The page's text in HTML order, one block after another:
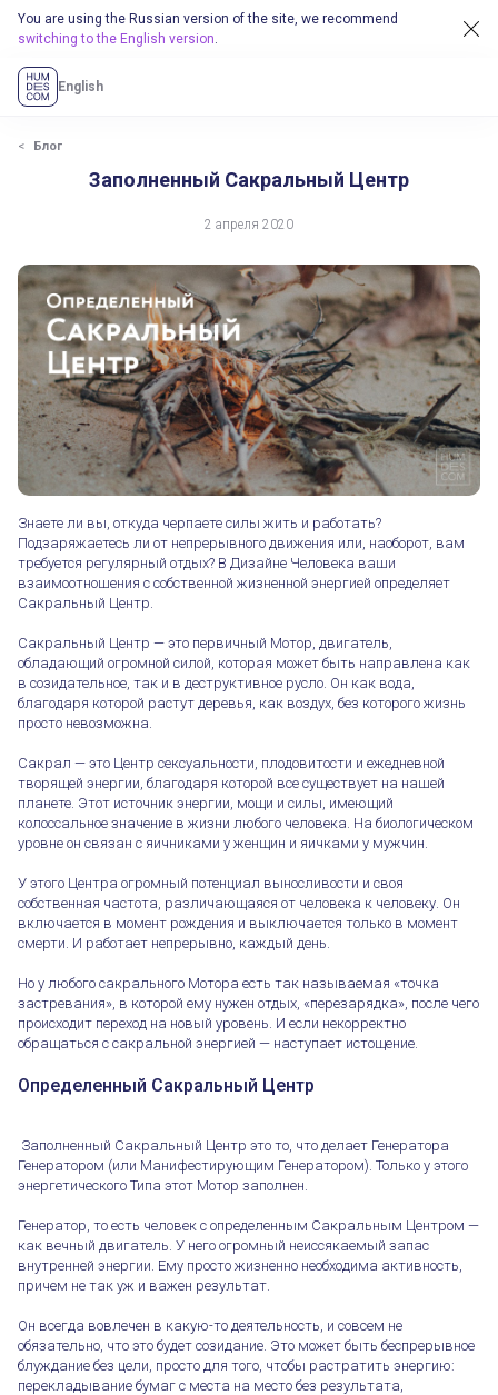
You are using the Russian version of the site, we recommend
switching to the English version.
English
Блог
Заполненный Сакральный Центр
2 апреля 2020
Знаете ли вы, откуда черпаете силы жить и работать?
Подзаряжаетесь ли от непрерывного движения или, наоборот, вам
требуется регулярный отдых? В Дизайне Человека ваши
взаимоотношения с собственной жизненной энергией определяет
Сакральный Центр.
Сакральный Центр — это первичный Мотор, двигатель,
обладающий огромной силой, которая может быть направлена как
в созидательное, так и в деструктивное русло. Он как вода,
благодаря которой растут деревья, как воздух, без которого жизнь
просто невозможна.
Сакрал — это Центр сексуальности, плодовитости и ежедневной
творящей энергии, благодаря которой все существует на нашей
планете. Этот источник энергии, мощи и силы, имеющий
колоссальное значение в жизни любого человека. На биологическом
уровне он связан с яичниками у женщин и яичками у мужчин.
У этого Центра огромный потенциал выносливости и своя
собственная частота, различающаяся от человека к человеку. Он
включается в момент рождения и выключается только в момент
смерти. И работает непрерывно, каждый день.
Но у любого сакрального Мотора есть так называемая «точка
застревания», в которой ему нужен отдых, «перезарядка», после чего
происходит переход на новый уровень. И если некорректно
обращаться с сакральной энергией — наступает истощение.
Определенный Сакральный Центр
Заполненный Сакральный Центр это то, что делает Генератора
Генератором (или Манифестирующим Генератором). Только у этого
энергетического Типа этот Мотор заполнен.
Генератор, то есть человек с определенным Сакральным Центром —
как вечный двигатель. У него огромный неиссякаемый запас
внутренней энергии. Ему просто жизненно необходима активность,
причем не так уж и важен результат.
Он всегда вовлечен в какую-то деятельность, и совсем не
обязательно, что это будет созидание. Это может быть беспрерывное
блуждание без цели, просто для того, чтобы растратить энергию:
перекладывание бумаг с места на место без результата,